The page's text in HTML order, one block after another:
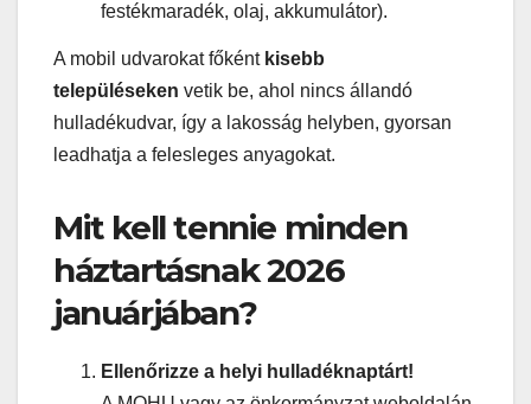
festékmaradék, olaj, akkumulátor).
A mobil udvarokat főként kisebb
településeken vetik be, ahol nincs állandó
hulladékudvar, így a lakosság helyben, gyorsan
leadhatja a felesleges anyagokat.
Mit kell tennie minden
háztartásnak 2026
januárjában?
Ellenőrizze a helyi hulladéknaptárt!